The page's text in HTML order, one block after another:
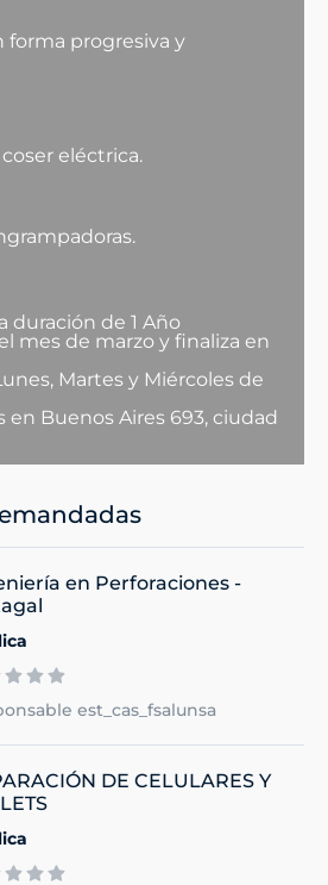
forma progresiva y
eléctrica.
duración de 1 Año
mes de marzo y finaliza en
Martes y Miércoles de
en Buenos Aires 693, ciudad
en Perforaciones -
est_cas_fsalunsa
DE CELULARES Y